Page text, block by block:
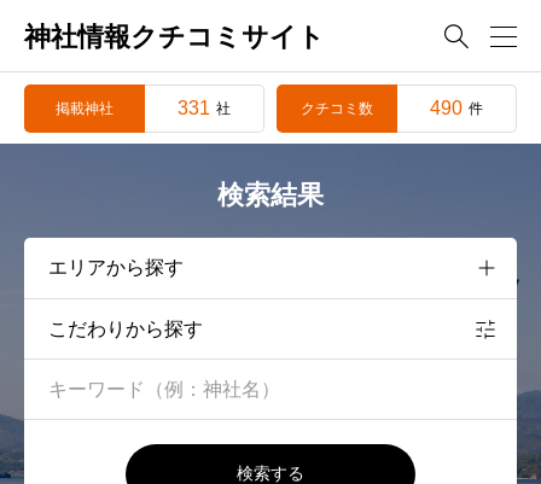
神社情報クチコミサイト 
掲載神社 331 社 クチコミ数 490 件
検索結果
こだわりから探す
検索する